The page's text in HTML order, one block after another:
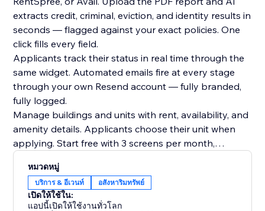
extracts credit, criminal, eviction, and identity results in
seconds — flagged against your exact policies. One
click fills every field.
Applicants track their status in real time through the
same widget. Automated emails fire at every stage
through your own Resend account — fully branded,
fully logged.
Manage buildings and units with rent, availability, and
amenity details. Applicants choose their unit when
applying. Start free with 3 screens per month,
หมวดหมู่
บริการ & อีเวนท์ อสังหาริมทรัพย์
เปิดให้ใช้ใน:
แอปนี้เปิดให้ใช้งานทั่วโลก